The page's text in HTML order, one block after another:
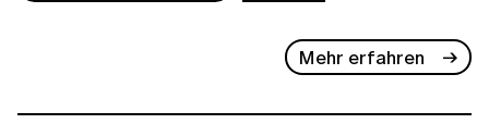
Mehr erfahren